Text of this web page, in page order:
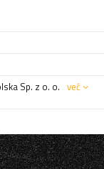
Sp. z o. o. več